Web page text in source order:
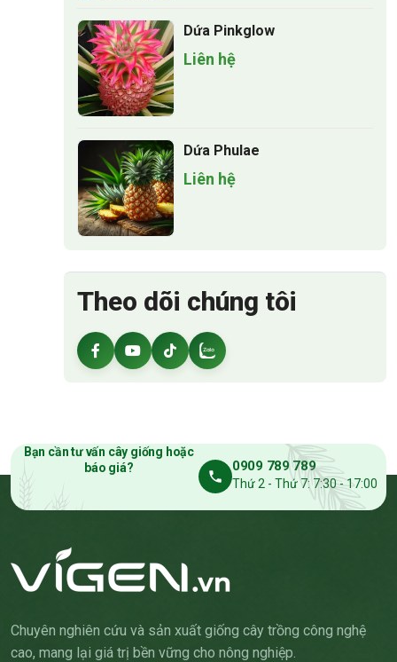
Dứa Pinkglow
Liên hệ
Dứa Phulae
Liên hệ
Theo dõi chúng tôi
Bạn cần tư vấn cây giống hoặc
báo giá?
0909 789 789
Thứ 2 - Thứ 7: 7:30 - 17:00
Chuyên nghiên cứu và sản xuất giống cây trồng công nghệ
cao, mang lại giá trị bền vững cho nông nghiệp.